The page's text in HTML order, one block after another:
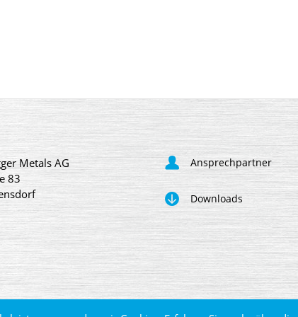
Metals AG
83
Ansprechpartner
Downloads